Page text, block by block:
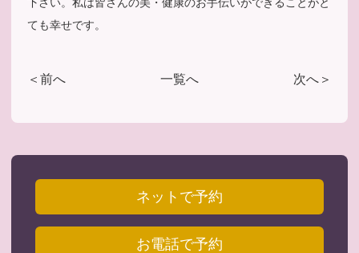
ても幸せです。
＜前へ 一覧へ 次へ＞
ネットで予約
お電話で予約